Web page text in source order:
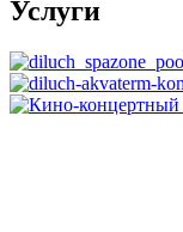
Услуги